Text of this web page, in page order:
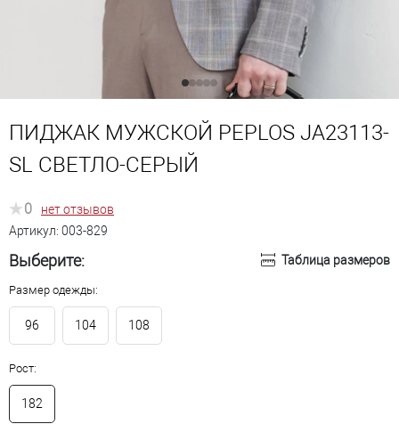
ПИДЖАК МУЖСКОЙ PEPLOS JA23113-
SL СВЕТЛО-СЕРЫЙ
0
нет отзывов
Артикул: 003-829
Выберите: Таблица размеров
Размер одежды:
96 104 108
Рост:
182